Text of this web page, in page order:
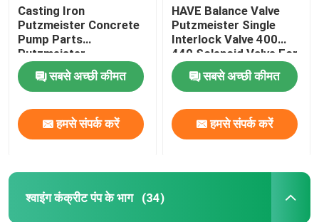
Casting Iron
Putzmeister Concrete
Pump Parts
Putzmeister
Agitatoring Paddles
सबसे अच्छी कीमत
हमसे संपर्क करें
HAVE Balance Valve
Putzmeister Single
Interlock Valve 400
440 Solenoid Valve For
Concrete Pump
सबसे अच्छी कीमत
हमसे संपर्क करें
श्वाइंग कंक्रीट पंप के भाग (34)